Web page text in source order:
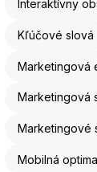
Interaktívny
Kľúčové slová
Marketingová
Marketingová
Marketingové
Mobilná